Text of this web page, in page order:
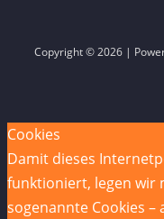
Copyright © 2026 |
Cookies
Damit dieses
funktioniert, legen wir
sogenannte Cookies –